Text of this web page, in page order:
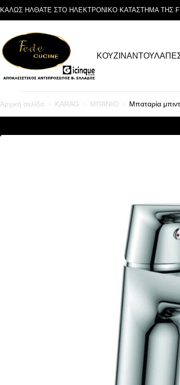
ΚΑΛΩΣ ΗΛΘΑΤΕ ΣΤΟ ΗΛΕΚΤΡΟΝΙΚΟ ΚΑΤΑΣΤΗΜΑ ΤΗΣ
ΚΟΥΖΙΝΑ
Αρχική σελίδα KARAG ΜΠΑΝΙΟ Μπαταρία